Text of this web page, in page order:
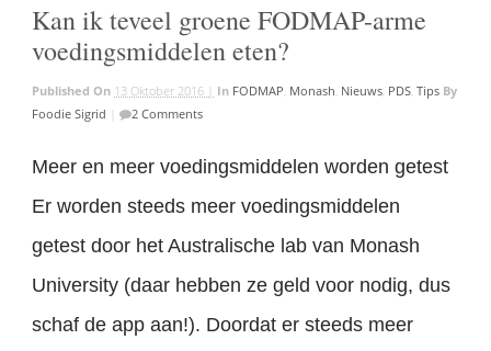
Kan ik teveel groene FODMAP-arme
voedingsmiddelen eten?
Published On 13 Oktober 2016 | In FODMAP Monash Nieuws PDS ,Tips By
Foodie Sigrid
2 Comments
Meer en meer voedingsmiddelen worden getest
Er worden steeds meer voedingsmiddelen
getest door het Australische lab van Monash
University (daar hebben ze geld voor nodig, dus
schaf de app aan!). Doordat er steeds meer